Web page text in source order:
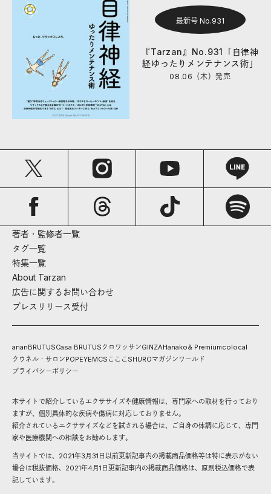
最新号 No.931
『Tarzan』No.931「自律神
経ゆったりメンテナンス術」
08.06（木）発売
著者・監修者一覧
タグ一覧
特集一覧
About Tarzan
広告に関するお問い合わせ
プレスリリース受付
ananBRUTUSCasa BRUTUS クロワッサンGINZAHanako& Premiumcolocal
クウネル・サロンPOPEYEMCS こここ SHUROマガジンワールド
プライバシーポリシー
本サイトで紹介しているエクササイズや健康情報は、専門家への取材を行っており
ますが、個別具体的な疾病や傷病に対応しておりません。
紹介されているエクササイズなどを試される場合は、ご自身の体調に応じて、専門
家や医療機関への相談をお勧めします。
当サイトでは、2021年3月31日以前更新記事内の掲載商品価格等は特に表示がない
場合は税抜価格、2021年4月1日更新記事内の掲載商品価格は、原則税込価格で表
記しています。